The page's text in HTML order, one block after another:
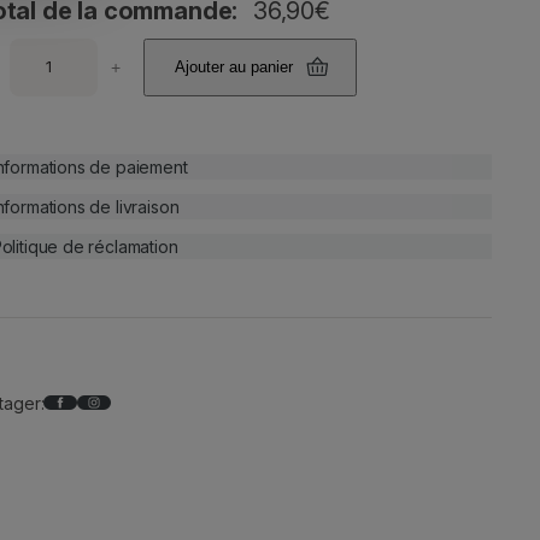
de la commande: 36,90€
+ Ajouter au panier
de paiement
de livraison
de réclamation
Facebook Instagram